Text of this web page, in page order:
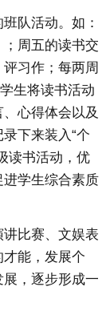
队活动。如：
；周五的读书交
习作；每两周
生将读书活动
心得体会以及
下来装入“个
读书活动，优
学生综合素质
比赛、文娱表
能，发展个
，逐步形成一